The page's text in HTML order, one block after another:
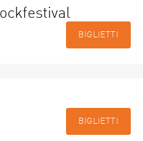
BIGLIETTI
BIGLIETTI